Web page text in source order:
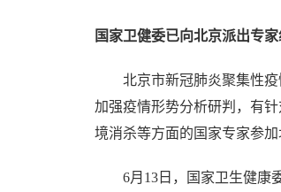
国家卫健委已向北京派出专家
北京市新冠肺炎聚集性疫
加强疫情形势分析研判，有
境消杀等方面的国家专家参加
6月13日，国家卫生健康委